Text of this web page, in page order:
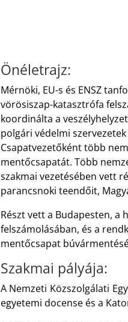
Önéletrajz:
Mérnöki, EU-s és ENSZ
vörösiszap-katasztrófa
koordinálta a
polgári védelmi
Csapatvezetőként több
mentőcsapatát. Több
szakmai vezetésében vett
parancsnoki teendőit,
Részt vett a Budapesten, a
felszámolásában, és a
mentőcsapat
Szakmai pályája:
A Nemzeti Közszolgálati
egyetemi docenseés a